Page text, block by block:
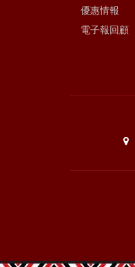
優惠情報
電子報回顧